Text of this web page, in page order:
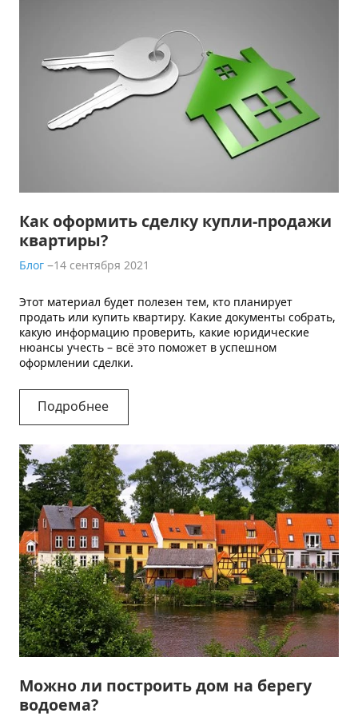
Как оформить сделку купли-продажи
квартиры?
Блог 14 сентября 2021
Этот материал будет полезен тем, кто планирует
продать или купить квартиру. Какие документы собрать,
какую информацию проверить, какие юридические
нюансы учесть – всё это поможет в успешном
оформлении сделки.
Подробнее
Можно ли построить дом на берегу
водоема?